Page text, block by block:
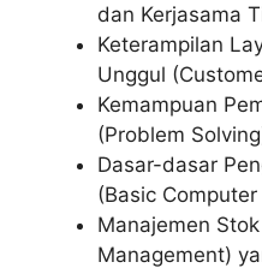
dan Kerjasama
Keterampilan
Unggul
Kemampuan
(Problem
Dasar-dasar
(Basic Computer
Manajemen
Management)